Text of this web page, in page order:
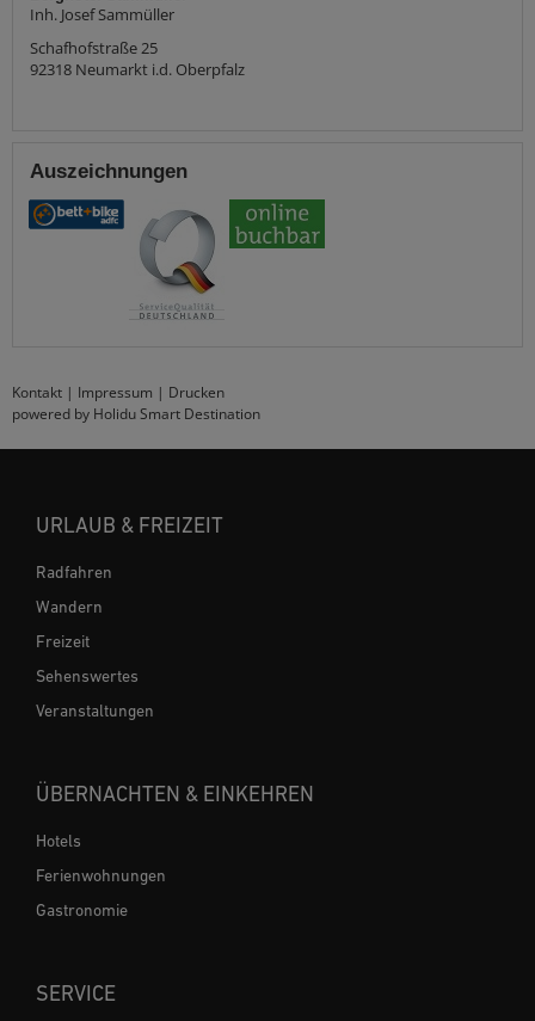
Inh. Josef Sammüller
Schafhofstraße 25
92318 Neumarkt i.d. Oberpfalz
Auszeichnungen
Kontakt | Impressum | Drucken
powered by Holidu Smart Destination
URLAUB & FREIZEIT
Radfahren
Wandern
Freizeit
Sehenswertes
Veranstaltungen
ÜBERNACHTEN & EINKEHREN
Hotels
Ferienwohnungen
Gastronomie
SERVICE